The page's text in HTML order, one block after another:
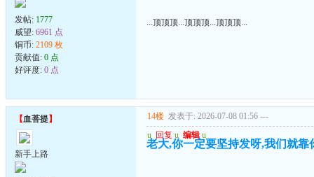
发帖: 1777
威望: 6961 点
铜币: 2109 枚
贡献值: 0 点
好评度: 0 点
...顶顶顶...顶顶顶...顶顶顶...
【血菩提】
新手上路
14楼 发表于: 2026-07-08 01:56 ---
u 回复 u 编辑 u
老大,你一定要坚持发呀,我们就靠